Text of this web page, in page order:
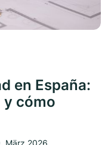
en España:
y cómo